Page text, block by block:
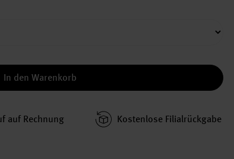
In den Warenkorb
auf Rechnung Kosten­lose Filial­rückgabe